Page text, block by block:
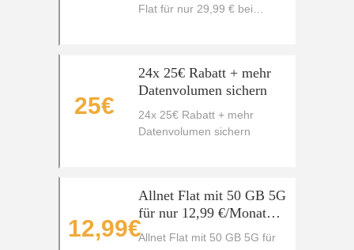
Flat für nur 29,99 € bei
25€
24x 25€ Rabatt + mehr
Datenvolumen sichern
24x 25€ Rabatt + mehr
Datenvolumen sichern
12,99€
Allnet Flat mit 50 GB 5G
für nur 12,99 €/Monat
(statt 24,99 €)
Allnet Flat mit 50 GB 5G für